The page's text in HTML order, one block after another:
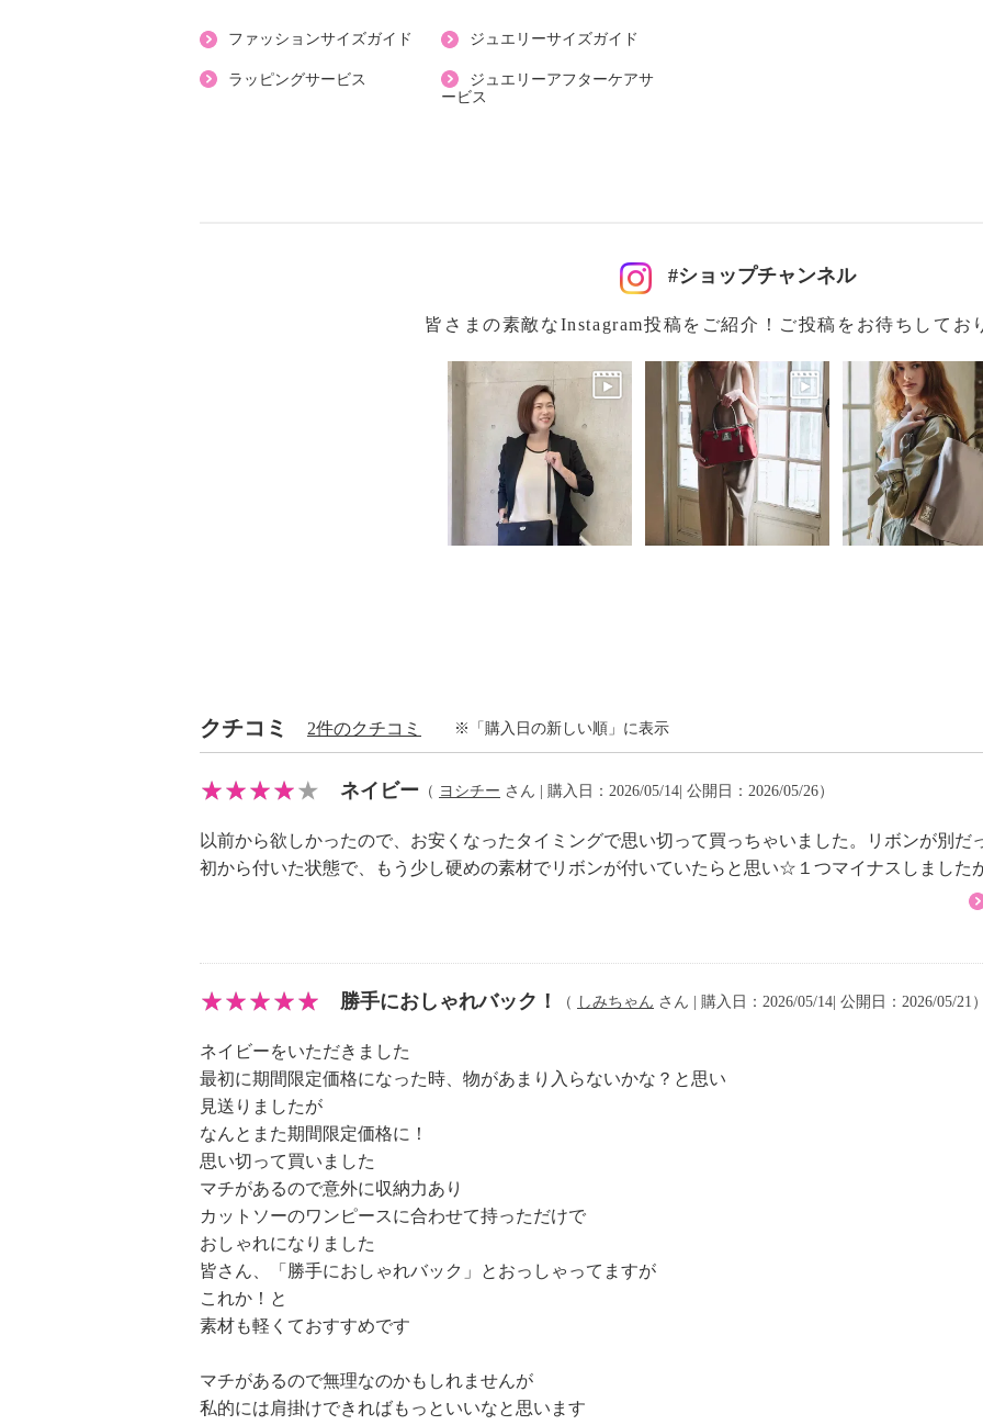
【サイズ】
・約縦１７．５ｃｍ×最大横２６ｃｍ×マチ１３ｃｍ
・ハンドル立ち上がり：約１５ｃｍ
ファッションサイズガイド ジュエリーサイズガイド
ラッピングサービス
ジュエリーアフターケアサ
ービス
#ショップチャンネル
皆さまの素敵なInstagram投稿をご紹介！ご投稿をお待ちしてお
クチコミ 2件のクチコミ ※「購入日の新しい順」に表示
ネイビー （ ヨシチー さん | 購入日：2026/05/14| 公開日：2026/05/26）
以前から欲しかったので、お安くなったタイミングで思い切って買っちゃいました。リボンが別
初から付いた状態で、もう少し硬めの素材でリボンが付いていたらと思い☆１つマイナスしました
勝手におしゃれバック！ （ しみちゃん さん | 購入日：2026/05/14| 公開日：2026/05/21
ネイビーをいただきました
最初に期間限定価格になった時、物があまり入らないかな？と思い
見送りましたが
なんとまた期間限定価格に！
思い切って買いました
マチがあるので意外に収納力あり
カットソーのワンピースに合わせて持っただけで
おしゃれになりました
皆さん、「勝手におしゃれバック」とおっしゃってますが
これか！と
素材も軽くておすすめです
マチがあるので無理なのかもしれませんが
私的には肩掛けできればもっといいなと思います